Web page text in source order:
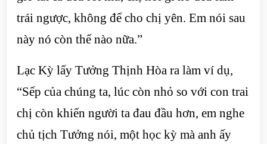
trái ngược, không để cho chị yên. Em nói sau
này nó còn thế nào nữa.”
Lạc Kỳ lấy Tưởng Thịnh Hòa ra làm ví dụ,
“Sếp của chúng ta, lúc còn nhỏ so với con trai
chị còn khiến người ta đau đầu hơn, em nghe
chủ tịch Tưởng nói, một học kỳ mà anh ấy